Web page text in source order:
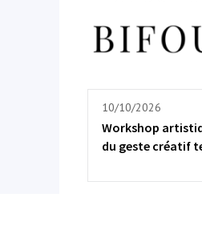
10/10/2026
Workshop
du geste créatif